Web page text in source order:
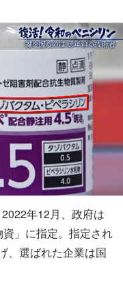
年12月、政府は
」に指定。指定され
、選ばれた企業は国